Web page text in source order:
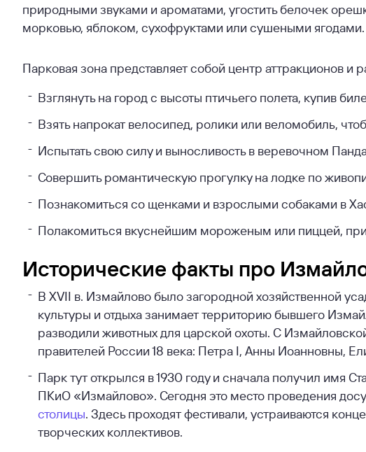
природными звуками и ароматами, угостить белочек
морковью, яблоком, сухофруктами или сушеными ягодами.
Парковая зона представляет собой центр аттракционов и
Взглянуть на город с высоты птичьего полета, купив
Взять напрокат велосипед, ролики или веломобиль,
Испытать свою силу и выносливость в веревочном
Совершить романтическую прогулку на лодке по
Познакомиться со щенками и взрослыми собаками в
Полакомиться вкуснейшим мороженым или пиццей,
Исторические факты про
В XVII в. Измайлово было загородной хозяйственной
культуры и отдыха занимает территорию бывшего
разводили животных для царской охоты. С
правителей России 18 века: Петра I, Анны Иоанновны,
Парк тут открылся в 1930 году и сначала получил имя
ПКиО «Измайлово». Сегодня это место проведения
столицы. Здесь проходят фестивали, устраиваются
творческих коллективов.